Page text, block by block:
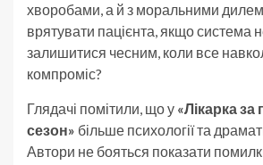
хворобами, а й з моральними
врятувати пацієнта, якщо система
залишитися чесним, коли все
компроміс?
Глядачі помітили, що у «Лікарка
сезон» більше психології та
Автори не бояться показати